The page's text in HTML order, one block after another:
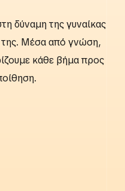
δύναμη της γυναίκας
Μέσα από γνώση,
κάθε βήμα προς